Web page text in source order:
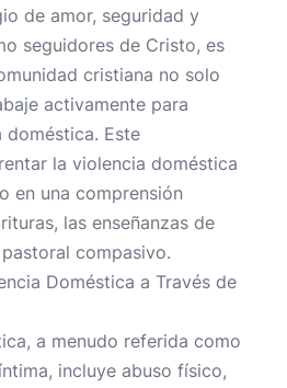
de amor, seguridad y
seguidores de Cristo, es
cristiana no solo
activamente para
doméstica. Este
la violencia doméstica
en una comprensión
las enseñanzas de
compasivo.
Doméstica a Través de
a menudo referida como
incluye abuso físico,